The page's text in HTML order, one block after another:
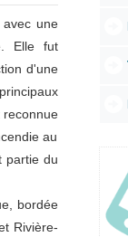
une
Elle fut
d'une
reconnue
au
partie du
bordée
Rivière-
Les
Le
La